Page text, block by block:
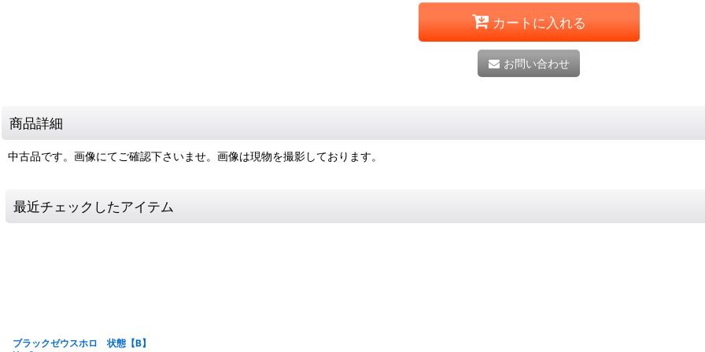
カートに入れる
お問い合わせ
商品詳細
中古品です。画像にてご確認下さいませ。画像は現物を撮影しております。
最近チェックしたアイテム
ブラックゼウスホロ 状態【B】